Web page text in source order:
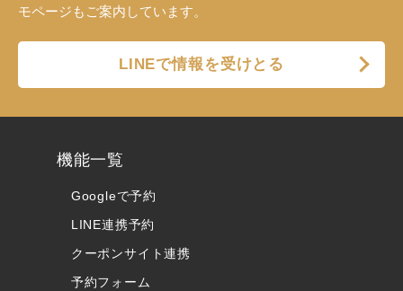
モページもご案内しています。
LINEで情報を受けとる
機能一覧
Googleで予約
LINE連携予約
クーポンサイト連携
予約フォーム